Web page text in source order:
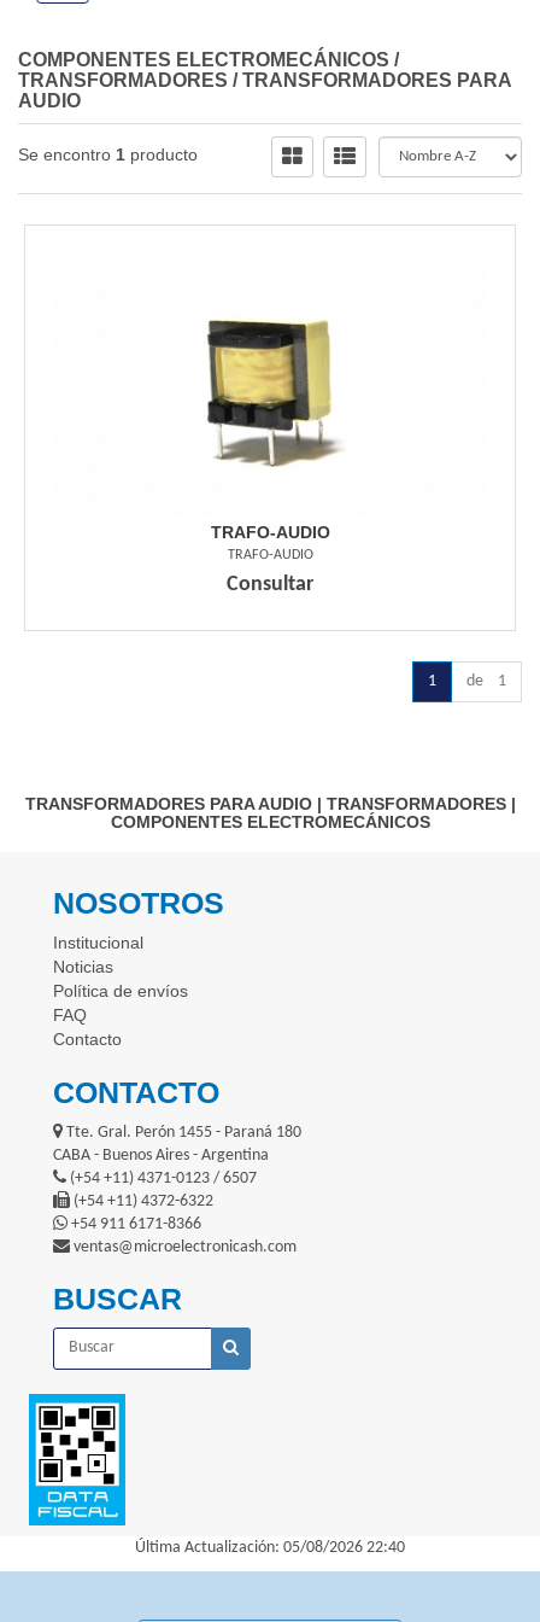
COMPONENTES ELECTROMECÁNICOS /
TRANSFORMADORES /TRANSFORMADORES PARA
AUDIO
Se encontro 1 producto
TRAFO-AUDIO
TRAFO-AUDIO
Consultar
1 de 1
TRANSFORMADORES PARA AUDIO| TRANSFORMADORES|
COMPONENTES ELECTROMECÁNICOS
NOSOTROS
Institucional
Noticias
Política de envíos
FAQ
Contacto
CONTACTO
Tte. Gral. Perón 1455 - Paraná 180
CABA - Buenos Aires - Argentina
(+54 +11) 4371-0123 / 6507
(+54 +11) 4372-6322
+54 911 6171-8366
ventas@microelectronicash.com
BUSCAR
Última Actualización: 05/08/2026 22:40